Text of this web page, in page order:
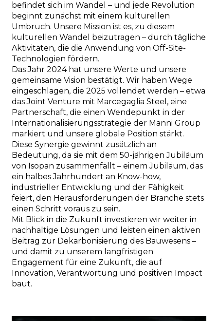
befindet sich im Wandel – und jede Revolution
beginnt zunächst mit einem kulturellen
Umbruch. Unsere Mission ist es, zu diesem
kulturellen Wandel beizutragen – durch tägliche
Aktivitäten, die die Anwendung von Off-Site-
Technologien fördern.
Das Jahr 2024 hat unsere Werte und unsere
gemeinsame Vision bestätigt. Wir haben Wege
eingeschlagen, die 2025 vollendet werden – etwa
das Joint Venture mit Marcegaglia Steel, eine
Partnerschaft, die einen Wendepunkt in der
Internationalisierungsstrategie der Manni Group
markiert und unsere globale Position stärkt.
Diese Synergie gewinnt zusätzlich an
Bedeutung, da sie mit dem 50-jährigen Jubiläum
von Isopan zusammenfällt – einem Jubiläum, das
ein halbes Jahrhundert an Know-how,
industrieller Entwicklung und der Fähigkeit
feiert, den Herausforderungen der Branche stets
einen Schritt voraus zu sein.
Mit Blick in die Zukunft investieren wir weiter in
nachhaltige Lösungen und leisten einen aktiven
Beitrag zur Dekarbonisierung des Bauwesens –
und damit zu unserem langfristigen
Engagement für eine Zukunft, die auf
Innovation, Verantwortung und positiven Impact
baut.